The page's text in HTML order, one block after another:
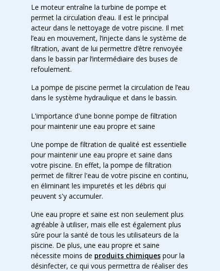
Le moteur entraîne la turbine de pompe et
permet la circulation d’eau. Il est le principal
acteur dans le nettoyage de votre piscine. Il met
l’eau en mouvement, l’injecte dans le système de
filtration, avant de lui permettre d’être renvoyée
dans le bassin par l’intermédiaire des buses de
refoulement.
La pompe de piscine permet la circulation de l’eau
dans le système hydraulique et dans le bassin.
L'importance d'une bonne pompe de filtration
pour maintenir une eau propre et saine
Une pompe de filtration de qualité est essentielle
pour maintenir une eau propre et saine dans
votre piscine. En effet, la pompe de filtration
permet de filtrer l'eau de votre piscine en continu,
en éliminant les impuretés et les débris qui
peuvent s'y accumuler.
Une eau propre et saine est non seulement plus
agréable à utiliser, mais elle est également plus
sûre pour la santé de tous les utilisateurs de la
piscine. De plus, une eau propre et saine
nécessite moins de produits chimiquespour la
désinfecter, ce qui vous permettra de réaliser des